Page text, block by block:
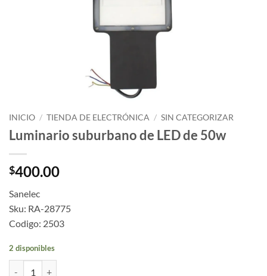
INICIO / TIENDA DE ELECTRÓNICA / SIN CATEGORIZAR
Luminario suburbano de LED de 50w
$400.00
Sanelec
Sku: RA-28775
Codigo: 2503
2 disponibles